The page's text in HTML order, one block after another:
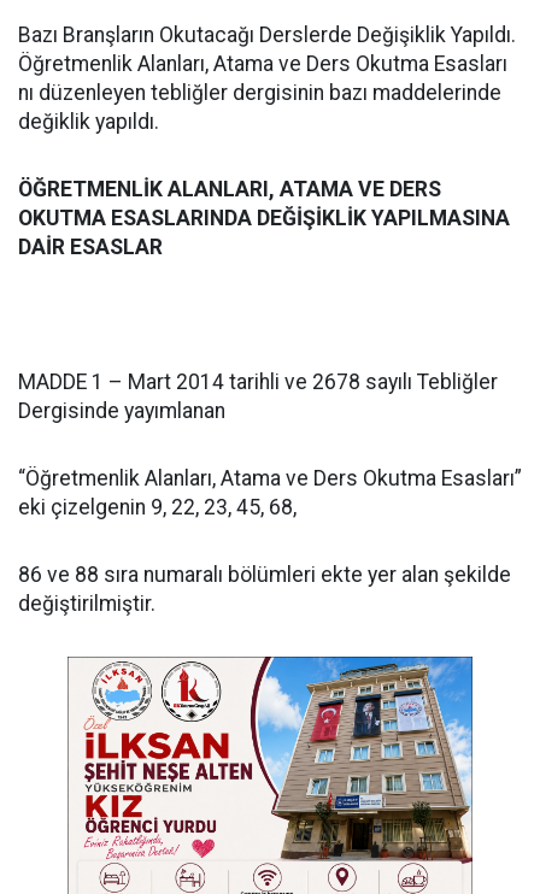
Bazı Branşların Okutacağı Derslerde Değişiklik Yapıldı.
Öğretmenlik Alanları, Atama ve Ders Okutma Esasları
nı düzenleyen tebliğler dergisinin bazı maddelerinde
değiklik yapıldı.
ÖĞRETMENLİK ALANLARI, ATAMA VE DERS
OKUTMA ESASLARINDA DEĞİŞİKLİK YAPILMASINA
DAİR ESASLAR
MADDE 1 – Mart 2014 tarihli ve 2678 sayılı Tebliğler
Dergisinde yayımlanan
“Öğretmenlik Alanları, Atama ve Ders Okutma Esasları”
eki çizelgenin 9, 22, 23, 45, 68,
86 ve 88 sıra numaralı bölümleri ekte yer alan şekilde
değiştirilmiştir.